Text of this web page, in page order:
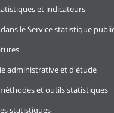
et indicateurs
le Service statistique
administrative et d'étude
et outils statistiques
statistiques